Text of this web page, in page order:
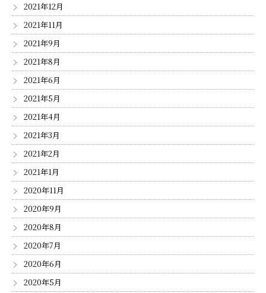
2021年12月
2021年11月
2021年9月
2021年8月
2021年6月
2021年5月
2021年4月
2021年3月
2021年2月
2021年1月
2020年11月
2020年9月
2020年8月
2020年7月
2020年6月
2020年5月